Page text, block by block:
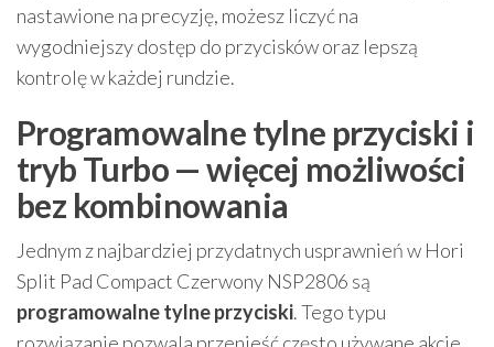
nastawione na precyzję, możesz liczyć na
wygodniejszy dostęp do przycisków oraz lepszą
kontrolę w każdej rundzie.
Programowalne tylne przyciski i
tryb Turbo — więcej możliwości
bez kombinowania
Jednym z najbardziej przydatnych usprawnień w Hori
Split Pad Compact Czerwony NSP2806 są
programowalne tylne przyciski. Tego typu